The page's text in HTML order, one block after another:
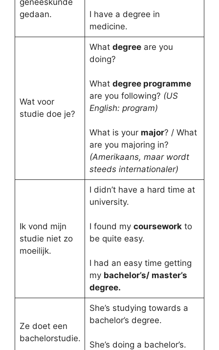
geneeskunde
gedaan.
I have a degree in
medicine.
Wat voor
studie doe je?
What degreeare you
doing?
What degree programme
are you following? (US
English: program)
What is your major? / What
are you majoring in?
(Amerikaans, maar wordt
steeds internationaler)
Ik vond mijn
studie niet zo
moeilijk.
I didn’t have a hard time at
university.
I found my courseworkto
be quite easy.
I had an easy time getting
my bachelor’s/ master’s
degree.
Ze doet een
bachelorstudie.
She’s studying towards a
bachelor’s degree.
She’s doing a bachelor’s.